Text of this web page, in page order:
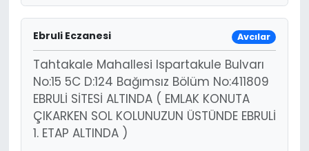
Ebruli Eczanesi Avcılar
Tahtakale Mahallesi Ispartakule Bulvarı
No:15 5C D:124 Bağımsız Bölüm No:411809
EBRULİ SİTESİ ALTINDA ( EMLAK KONUTA
ÇIKARKEN SOL KOLUNUZUN ÜSTÜNDE EBRULİ
1. ETAP ALTINDA )